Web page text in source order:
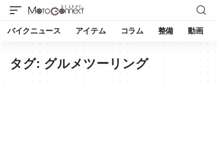
バイクニュース アイテム コラム 整備 動画
タグ: グルメツーリング